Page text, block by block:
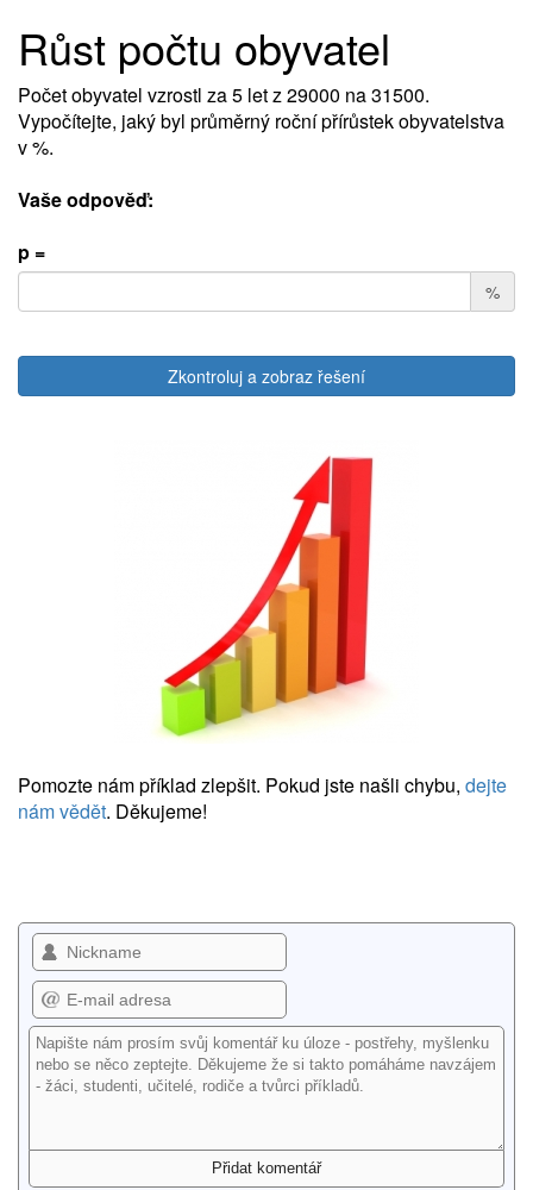
Růst počtu obyvatel
Počet obyvatel vzrostl za 5 let z 29000 na 31500.
Vypočítejte, jaký byl průměrný roční přírůstek obyvatelstva
v %.
Vaše odpověď:
p =
%
Zkontroluj a zobraz řešení
Pomozte nám příklad zlepšit. Pokud jste našli chybu, dejte
nám vědět. Děkujeme!